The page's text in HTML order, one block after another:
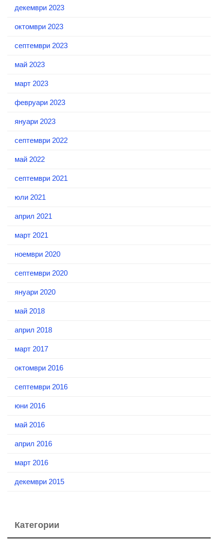
декември 2023
октомври 2023
септември 2023
май 2023
март 2023
февруари 2023
януари 2023
септември 2022
май 2022
септември 2021
юли 2021
април 2021
март 2021
ноември 2020
септември 2020
януари 2020
май 2018
април 2018
март 2017
октомври 2016
септември 2016
юни 2016
май 2016
април 2016
март 2016
декември 2015
Категории